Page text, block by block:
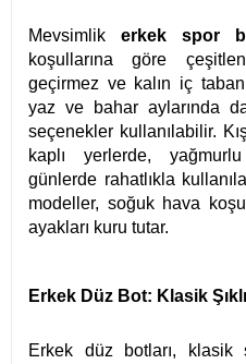
Mevsimlik erkek spor
koşullarına göre
geçirmez ve kalın iç
yaz ve bahar aylarında
seçenekler kullanılabilir.
kaplı yerlerde,
günlerde rahatlıkla
modeller, soğuk hava
ayakları kuru tutar.
Erkek Düz Bot: Klasik
Erkek düz botları, klasik